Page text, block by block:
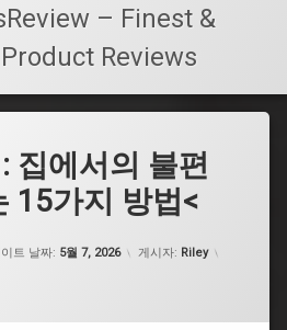
– Finest &
Reviews
집에서의 불편
15가지 방법<
트 날짜: 5월 7, 2026 게시자: Riley